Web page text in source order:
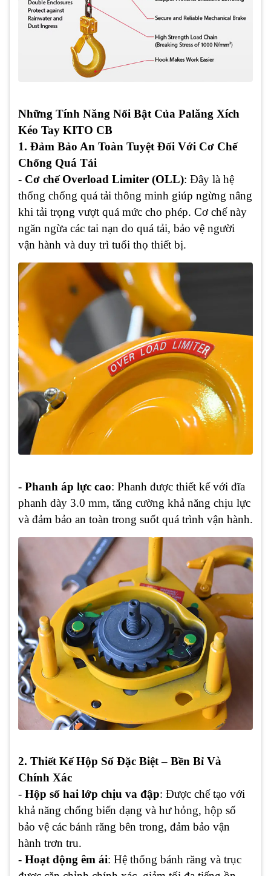
Những Tính Năng Nổi Bật Của Palăng Xích
Kéo Tay KITO CB
1. Đảm Bảo An Toàn Tuyệt Đối Với Cơ Chế
Chống Quá Tải
- Cơ chế Overload Limiter (OLL): Đây là hệ
thống chống quá tải thông minh giúp ngừng nâng
khi tải trọng vượt quá mức cho phép. Cơ chế này
ngăn ngừa các tai nạn do quá tải, bảo vệ người
vận hành và duy trì tuổi thọ thiết bị.
- Phanh áp lực cao: Phanh được thiết kế với đĩa
phanh dày 3.0 mm, tăng cường khả năng chịu lực
và đảm bảo an toàn trong suốt quá trình vận hành.
2. Thiết Kế Hộp Số Đặc Biệt – Bền Bỉ Và
Chính Xác
- Hộp số hai lớp chịu va đập: Được chế tạo với
khả năng chống biến dạng và hư hỏng, hộp số
bảo vệ các bánh răng bên trong, đảm bảo vận
hành trơn tru.
- Hoạt động êm ái: Hệ thống bánh răng và trục